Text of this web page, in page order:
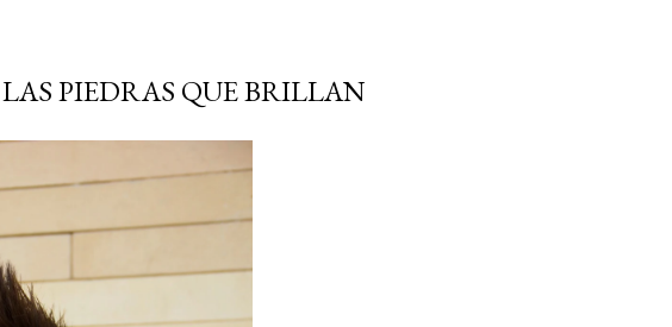
PIEDRAS QUE BRILLAN